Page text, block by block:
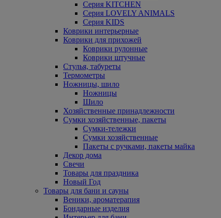
Серия KITCHEN
Серия LOVELY ANIMALS
Серия KIDS
Коврики интерьерные
Коврики для прихожей
Коврики рулонные
Коврики штучные
Стулья, табуреты
Термометры
Ножницы, шило
Ножницы
Шило
Хозяйственные принадлежности
Сумки хозяйственные, пакеты
Сумки-тележки
Сумки хозяйственные
Пакеты с ручками, пакеты майка
Декор дома
Свечи
Товары для праздника
Новый Год
Товары для бани и сауны
Веники, ароматерапия
Бондарные изделия